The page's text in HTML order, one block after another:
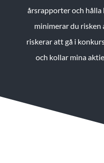
årsrapporter och hålla
minimerar du risken
riskerar att gå i
och kollar mina